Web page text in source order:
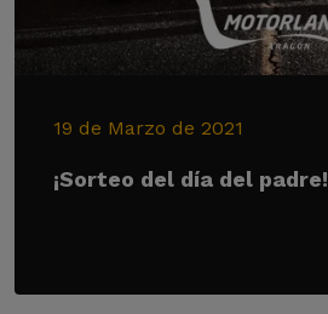
19 de Marzo de 2021
¡Sorteo del día del padre!